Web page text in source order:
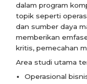
dalam program
topik seperti
dan sumber daya
memberikan
kritis, pemecahan
Area studi utama
Operasional